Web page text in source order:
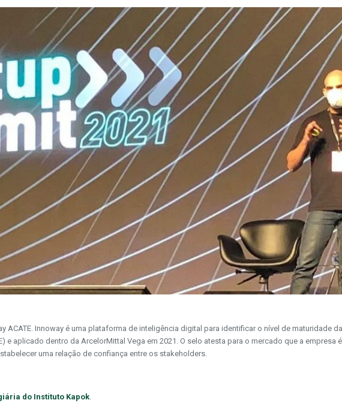
ACATE. Innoway é uma plataforma de inteligência digital para identificar o nível de maturidade
e aplicado dentro da ArcelorMittal Vega em 2021. O selo atesta para o mercado que a
uma relação de confiança entre os stakeholders.
do Instituto Kapok